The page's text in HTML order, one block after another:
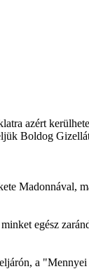
azért
Boldog
Madonnával,
egész
a